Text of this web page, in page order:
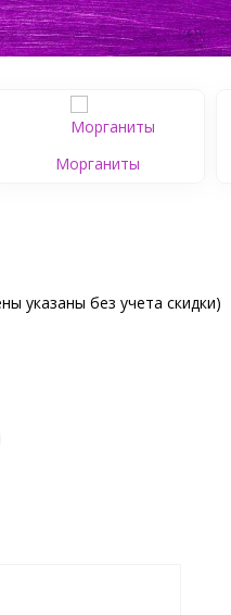
Морганиты
указаны без учета скидки)